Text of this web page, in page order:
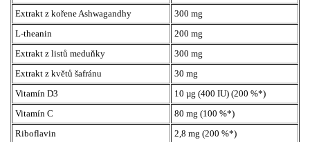
Extrakt z kořene Ashwagandhy
300 mg
L-theanin
200 mg
Extrakt z listů meduňky
300 mg
Extrakt z květů šafránu
30 mg
Vitamín D3
10 µg (400 IU) (200 %*)
Vitamín C
80 mg (100 %*)
Riboflavin
2,8 mg (200 %*)